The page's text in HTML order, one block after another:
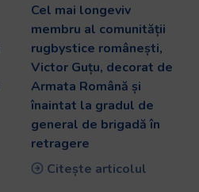
Cel mai longeviv
membru al comunității
rugbystice românești,
Victor Guțu, decorat de
Armata Română și
înaintat la gradul de
general de brigadă în
retragere
Citește articolul